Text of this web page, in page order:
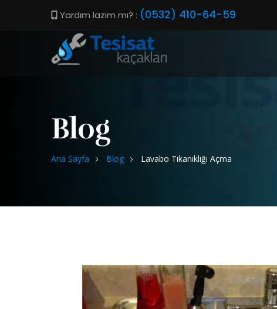
Yardım lazım mı? : (0532) 410-64-59
Blog
Ana Sayfa Blog Lavabo Tıkanıklığı Açma